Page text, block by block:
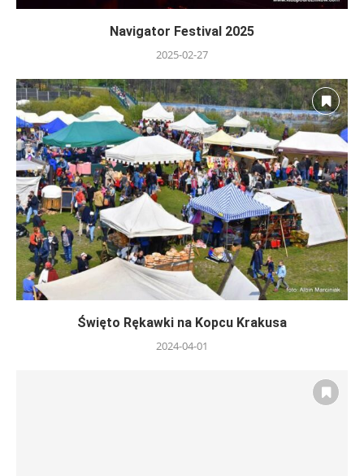
Navigator Festival 2025
2025-02-27
Święto Rękawki na Kopcu Krakusa
2024-04-01